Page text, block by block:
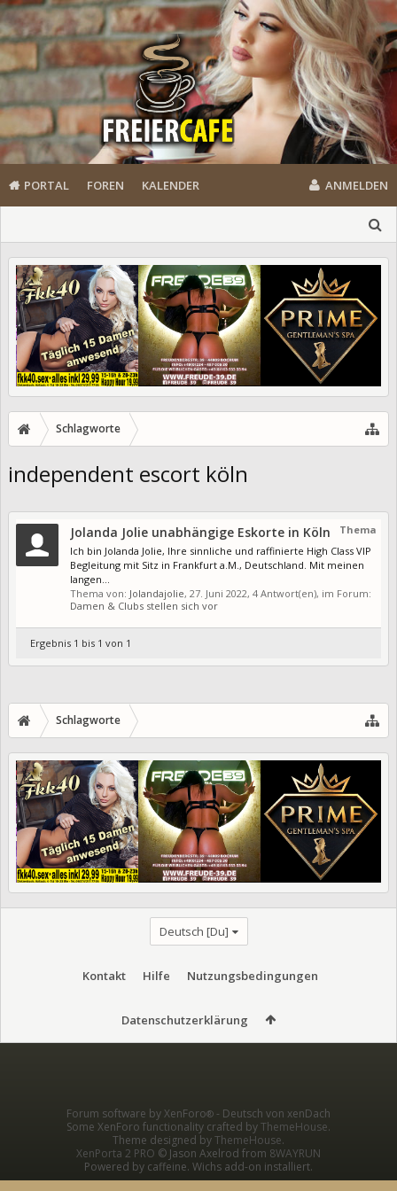
PORTAL FOREN KALENDER ANMELDEN
Schlagworte
independent escort köln
Thema
Jolanda Jolie unabhängige Eskorte in Köln
Ich bin Jolanda Jolie, Ihre sinnliche und raffinierte High Class VIP
Begleitung mit Sitz in Frankfurt a.M., Deutschland. Mit meinen
langen...
Thema von: Jolandajolie, 27. Juni 2022, 4 Antwort(en), im Forum:
Damen & Clubs stellen sich vor
Ergebnis 1 bis 1 von 1
Schlagworte
Deutsch [Du]
Kontakt Hilfe Nutzungsbedingungen
Datenschutzerklärung
Forum software by XenForo® - Deutsch von xenDach
Some XenForo functionality crafted byThemeHouse.
Theme designed byThemeHouse.
XenPorta 2 PRO © Jason Axelrod from 8WAYRUN
Powered by caffeine. Wichs add-on installiert.